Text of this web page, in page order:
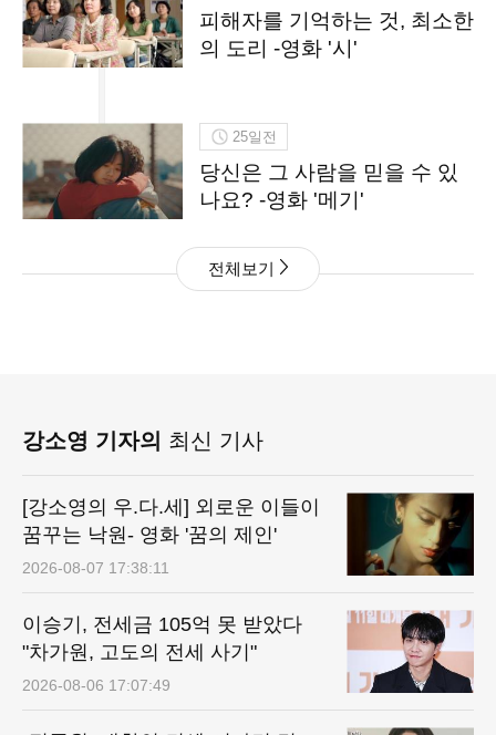
피해자를 기억하는 것, 최소한
의 도리 -영화 '시'
25일전
당신은 그 사람을 믿을 수 있
나요? -영화 '메기'
전체보기
강소영 기자의 최신 기사
[강소영의 우.다.세] 외로운 이들이
꿈꾸는 낙원- 영화 '꿈의 제인'
2026-08-07 17:38:11
이승기, 전세금 105억 못 받았다
"차가원, 고도의 전세 사기"
2026-08-06 17:07:49